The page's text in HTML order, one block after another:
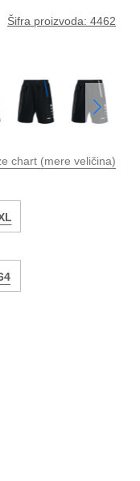
Šifra proizvoda: 4462
chart (mere veličina)